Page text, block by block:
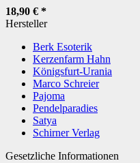
18,90 € *
Hersteller
Berk Esoterik
Kerzenfarm Hahn
Königsfurt-Urania
Marco Schreier
Pajoma
Pendelparadies
Satya
Schirner Verlag
Gesetzliche Informationen